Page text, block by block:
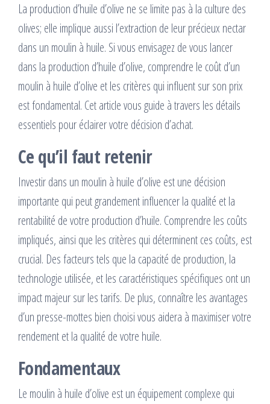
La production d’huile d’olive ne se limite pas à la culture des
olives; elle implique aussi l’extraction de leur précieux nectar
dans un moulin à huile. Si vous envisagez de vous lancer
dans la production d’huile d’olive, comprendre le coût d’un
moulin à huile d’olive et les critères qui influent sur son prix
est fondamental. Cet article vous guide à travers les détails
essentiels pour éclairer votre décision d’achat.
Ce qu’il faut retenir
Investir dans un moulin à huile d’olive est une décision
importante qui peut grandement influencer la qualité et la
rentabilité de votre production d’huile. Comprendre les coûts
impliqués, ainsi que les critères qui déterminent ces coûts, est
crucial. Des facteurs tels que la capacité de production, la
technologie utilisée, et les caractéristiques spécifiques ont un
impact majeur sur les tarifs. De plus, connaître les avantages
d’un presse-mottes bien choisi vous aidera à maximiser votre
rendement et la qualité de votre huile.
Fondamentaux
Le moulin à huile d’olive est un équipement complexe qui